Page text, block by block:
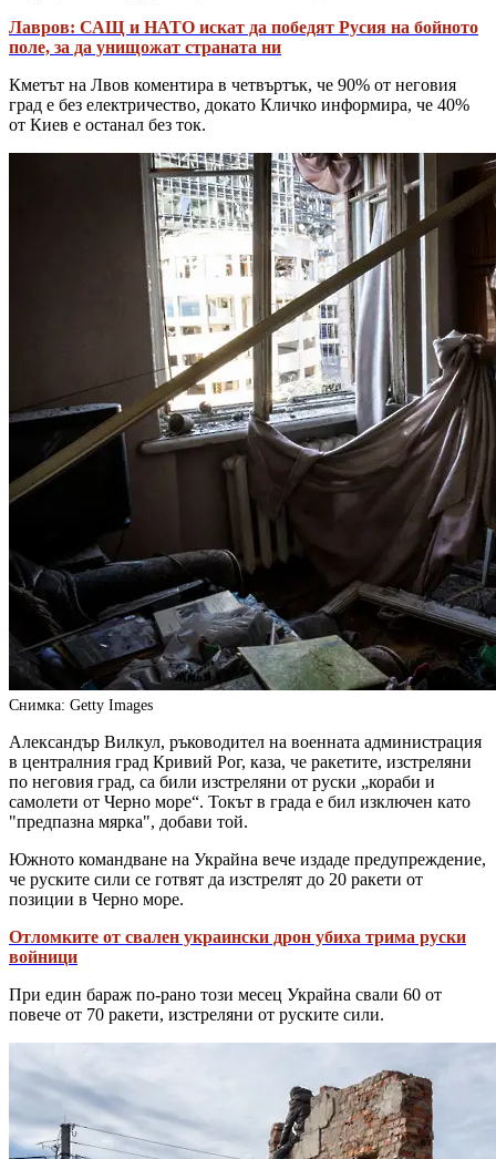
Лавров: САЩ и НАТО искат да победят Русия на бойното
поле, за да унищожат страната ни
Кметът на Лвов коментира в четвъртък, че 90% от неговия
град е без електричество, докато Кличко информира, че 40%
от Киев е останал без ток.
Снимка: Getty Images
Александър Вилкул, ръководител на военната администрация
в централния град Кривий Рог, каза, че ракетите, изстреляни
по неговия град, са били изстреляни от руски „кораби и
самолети от Черно море“. Токът в града е бил изключен като
"предпазна мярка", добави той.
Южното командване на Украйна вече издаде предупреждение,
че руските сили се готвят да изстрелят до 20 ракети от
позиции в Черно море.
Отломките от свален украински дрон убиха трима руски
войници
При един бараж по-рано този месец Украйна свали 60 от
повече от 70 ракети, изстреляни от руските сили.